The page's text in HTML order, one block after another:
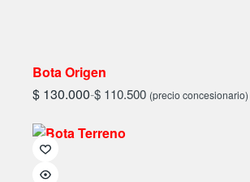
Bota Origen
$ 130.000-$ 110.500 (precio concesionario)